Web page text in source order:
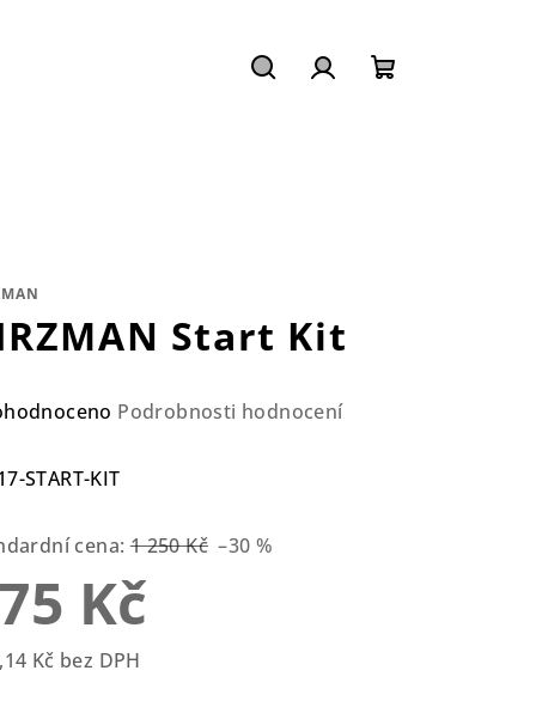
Start Kit
Podrobnosti hodnocení
START-KIT
cena: 1 250 Kč –30 %
Kč
Kč bez DPH